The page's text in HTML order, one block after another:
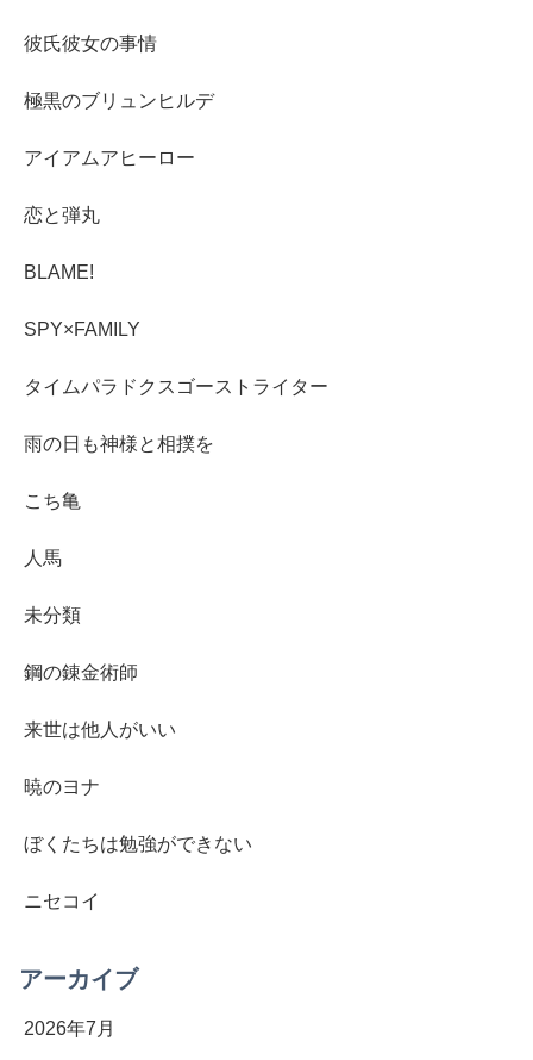
彼氏彼女の事情
極黒のブリュンヒルデ
アイアムアヒーロー
恋と弾丸
BLAME!
SPY×FAMILY
タイムパラドクスゴーストライター
雨の日も神様と相撲を
こち亀
人馬
未分類
鋼の錬金術師
来世は他人がいい
暁のヨナ
ぼくたちは勉強ができない
ニセコイ
アーカイブ
2026年7月